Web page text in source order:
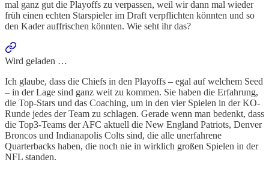
mal ganz gut die Playoffs zu verpassen, weil wir dann mal wieder
früh einen echten Starspieler im Draft verpflichten könnten und so
den Kader auffrischen könnten. Wie seht ihr das?
Wird geladen …
Ich glaube, dass die Chiefs in den Playoffs – egal auf welchem Seed
– in der Lage sind ganz weit zu kommen. Sie haben die Erfahrung,
die Top-Stars und das Coaching, um in den vier Spielen in der KO-
Runde jedes der Team zu schlagen. Gerade wenn man bedenkt, dass
die Top3-Teams der AFC aktuell die New England Patriots, Denver
Broncos und Indianapolis Colts sind, die alle unerfahrene
Quarterbacks haben, die noch nie in wirklich großen Spielen in der
NFL standen.